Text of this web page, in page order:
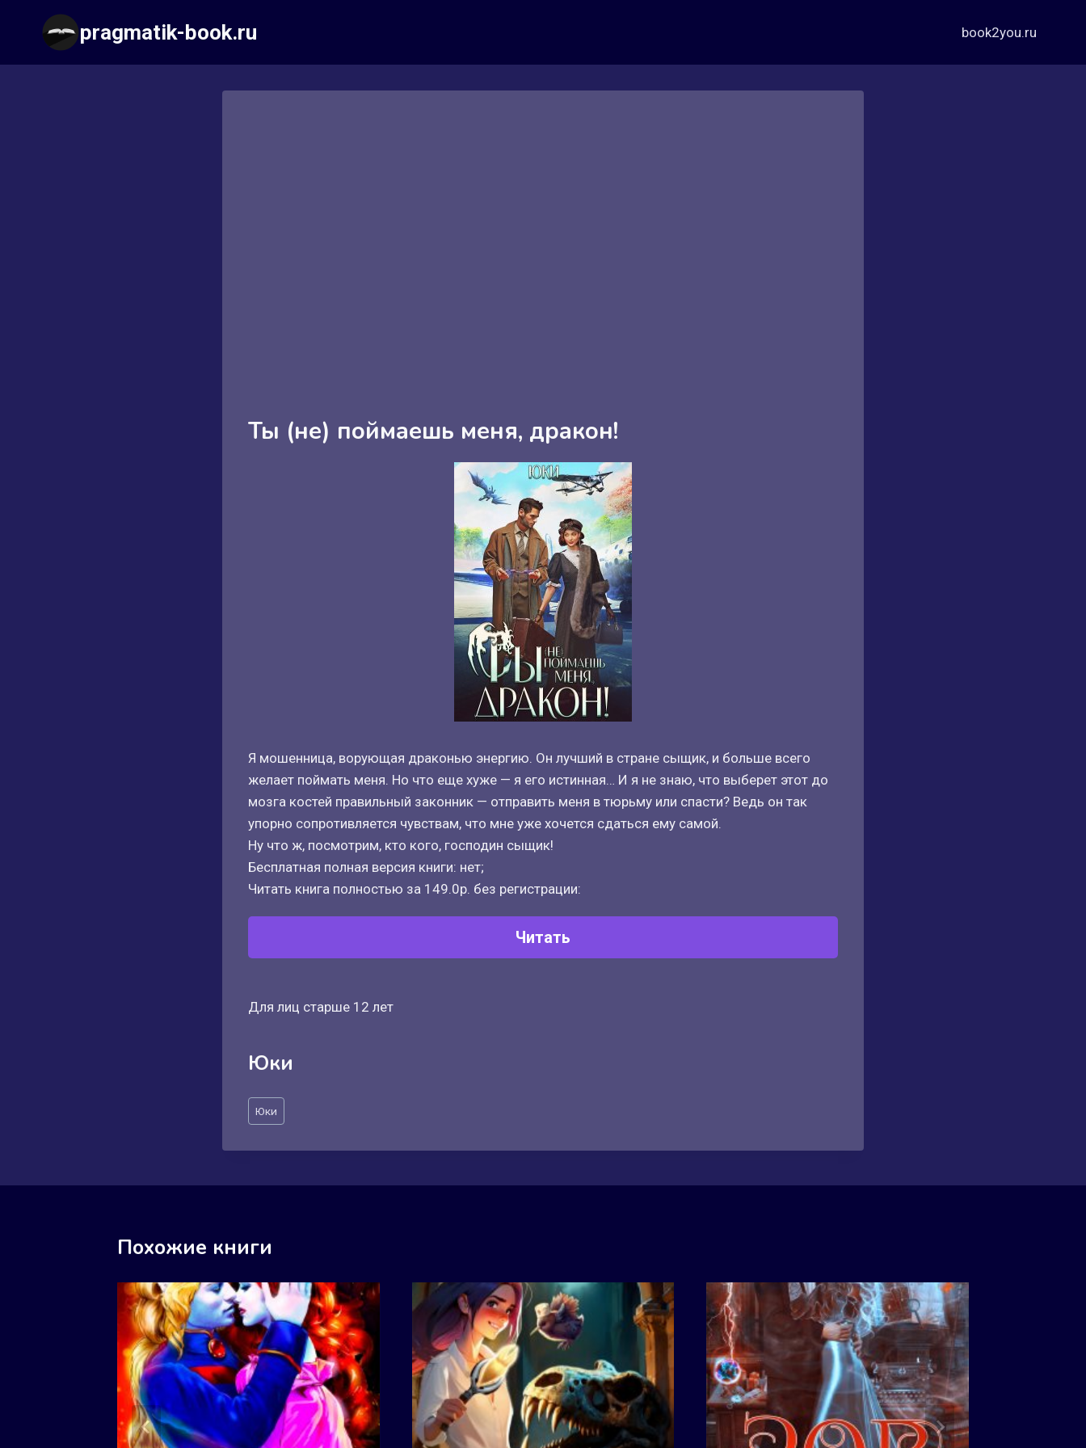
содержимому
pragmatik-book.ru book2you.ru
Ты (не) поймаешь меня, дракон!
Я мошенница, ворующая драконью энергию. Он лучший в стране сыщик, и больше всего
желает поймать меня. Но что еще хуже — я его истинная… И я не знаю, что выберет этот до
мозга костей правильный законник — отправить меня в тюрьму или спасти? Ведь он так
упорно сопротивляется чувствам, что мне уже хочется сдаться ему самой.
Ну что ж, посмотрим, кто кого, господин сыщик!
Бесплатная полная версия книги: нет;
Читать книга полностью за 149.0р. без регистрации:
Читать
Для лиц старше 12 лет
Юки
Метки
записи:
Юки
Похожие книги